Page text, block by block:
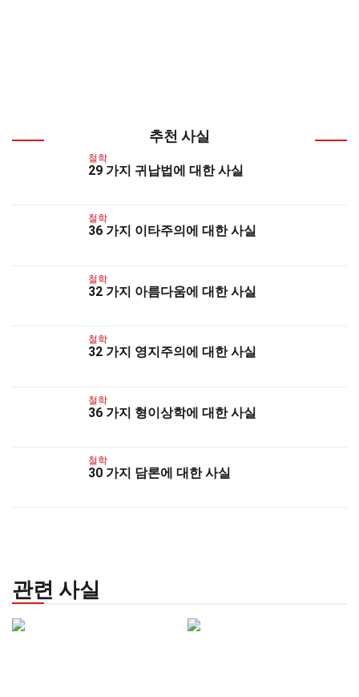
추천 사실
철학
29 가지 귀납법에 대한 사실
철학
36 가지 이타주의에 대한 사실
철학
32 가지 아름다움에 대한 사실
철학
32 가지 영지주의에 대한 사실
철학
36 가지 형이상학에 대한 사실
철학
30 가지 담론에 대한 사실
관련 사실